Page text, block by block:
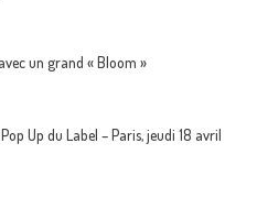
un grand « Bloom »
Pop Up du Label – Paris, jeudi 18 avril